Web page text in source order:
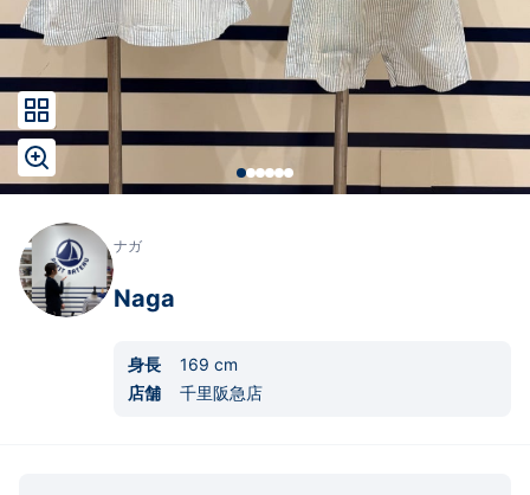
ナガ
Naga
身長 169 cm
店舗
千里阪急店